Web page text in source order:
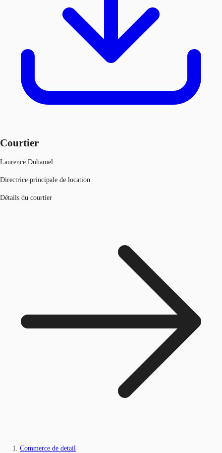
Courtier
Laurence Duhamel
Directrice principale de location
Détails du courtier
Commerce de detail